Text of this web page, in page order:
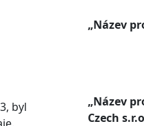
byl
„Název
„Název
Czech